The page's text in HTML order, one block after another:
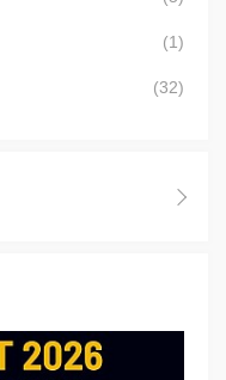
(1)
(32)